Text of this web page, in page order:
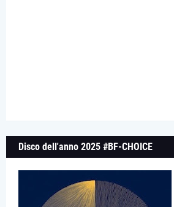
Disco dell'anno 2025 #BF-CHOICE